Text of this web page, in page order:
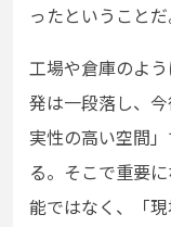
ったということだ
工場や倉庫のよ
発は一段落し、
実性の高い空間
る。そこで重要
能ではなく、「